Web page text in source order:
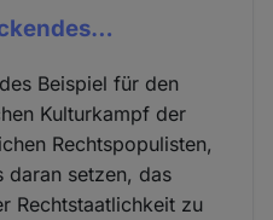
Beispiel für den
Kulturkampf der
Rechtspopulisten,
daran setzen, das
Rechtstaatlichkeit zu